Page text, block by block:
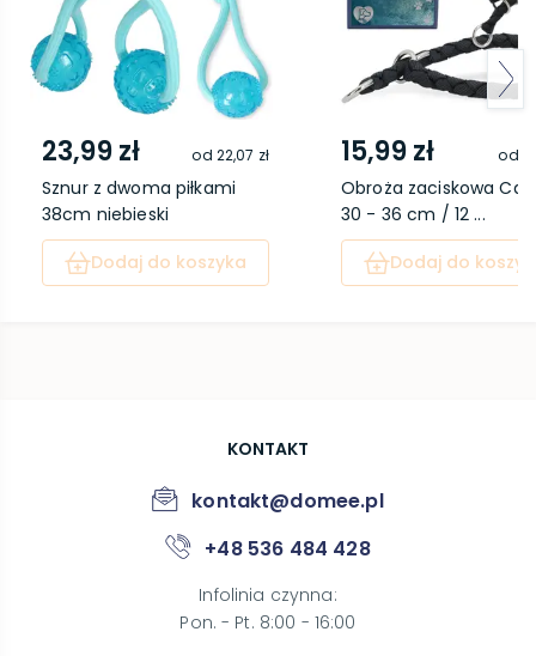
23,99 zł od 22,07 zł
Sznur z dwoma piłkami
38cm niebieski
Dodaj do koszyka
15,99 zł od
Obroża zaciskowa
30 - 36 cm / 12 ...
Dodaj do
KONTAKT
kontakt@domee.pl
+48 536 484 428
Infolinia czynna:
Pon. - Pt. 8:00 - 16:00